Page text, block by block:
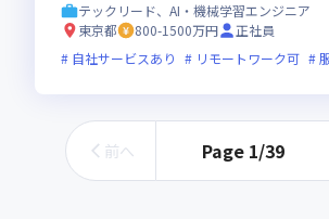
テックリード、AI・機械学習エンジニア
東京都
800-1500万円
正社員
自社サービスあり
リモートワーク可
前へ Page 1/39